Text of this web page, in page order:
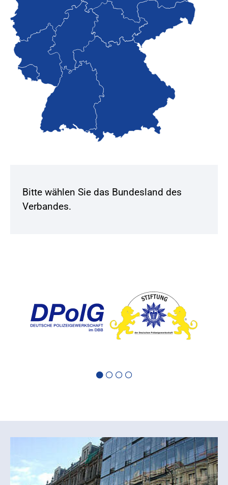
Bitte wählen Sie das Bundesland des
Verbandes.